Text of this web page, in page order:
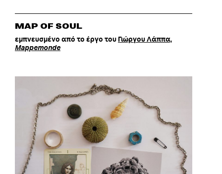
MAP OF SOUL
εμπνευσμένο από το έργο του Γιώργου Λάππα,
Mappemonde